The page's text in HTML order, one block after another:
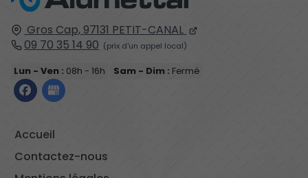
Gros Cap, 97131 PETIT-CANAL
09 70 35 14 90
Lun - Ven : 08h - 16h Sam - Dim : Fermé
Accueil
Contactez-nous